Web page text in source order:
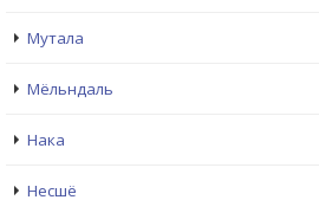
Мутала
Мёльндаль
Нака
Несшё